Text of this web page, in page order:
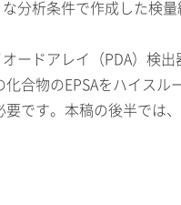
分析条件で作成した検
ードアレイ（PDA）検
合物のEPSAをハイス
です。本稿の後半で